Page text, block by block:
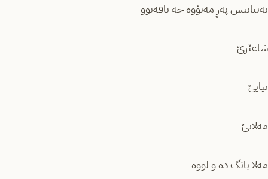
تەنیاییش پەڕ مەبۆوە جە تاقەتوو
شاعێرێ
پیایێ
مەلایێ
مەلا بانگ دە و لووە